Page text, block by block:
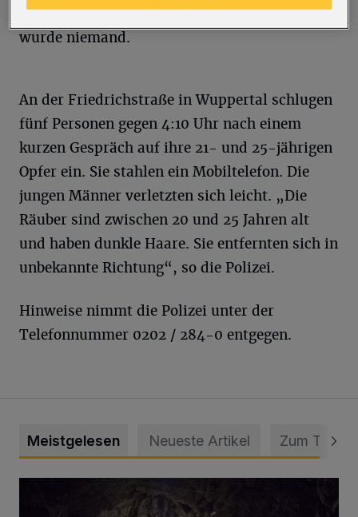
vorbeifahrende Fahrzeuge geworfen. Verletzt
wurde niemand.
An der Friedrichstraße in Wuppertal schlugen
fünf Personen gegen 4:10 Uhr nach einem
kurzen Gespräch auf ihre 21- und 25-jährigen
Opfer ein. Sie stahlen ein Mobiltelefon. Die
jungen Männer verletzten sich leicht. „Die
Räuber sind zwischen 20 und 25 Jahren alt
und haben dunkle Haare. Sie entfernten sich in
unbekannte Richtung“, so die Polizei.
Hinweise nimmt die Polizei unter der
Telefonnummer 0202 / 284-0 entgegen.
Meistgelesen Neueste Artikel Zum Thema